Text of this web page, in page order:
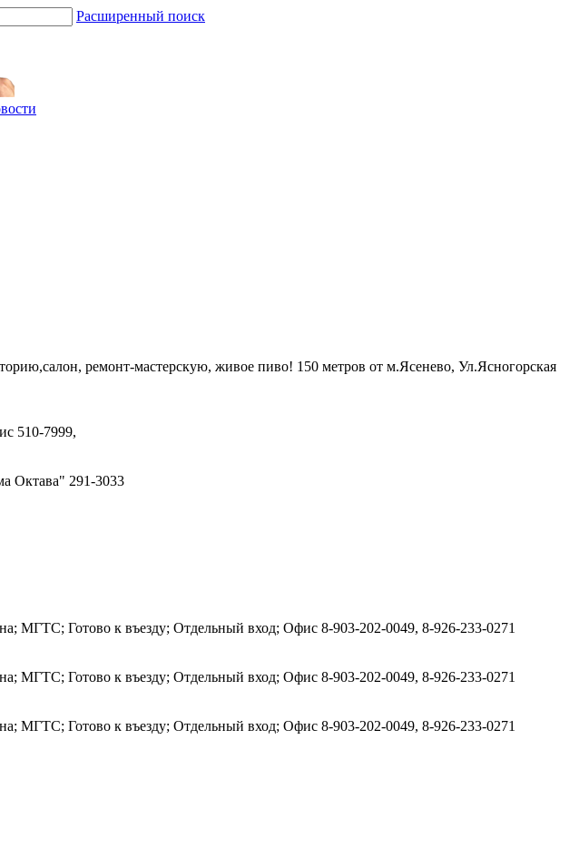
Расширенный поиск
ремонт-мастерскую, живое пиво! 150 метров от м.Ясенево, Ул.Ясногорская
510-7999,
Октава" 291-3033
МГТС; Готово к въезду; Отдельный вход; Офис 8-903-202-0049, 8-926-233-0271
МГТС; Готово к въезду; Отдельный вход; Офис 8-903-202-0049, 8-926-233-0271
МГТС; Готово к въезду; Отдельный вход; Офис 8-903-202-0049, 8-926-233-0271